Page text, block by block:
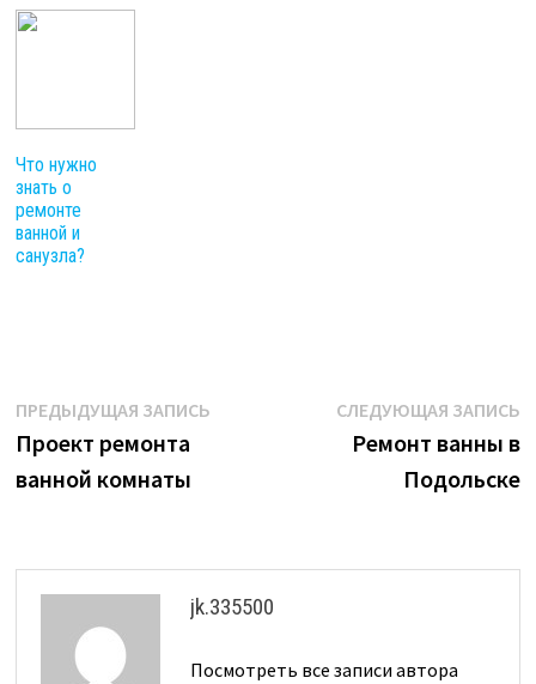
Что нужно
знать о
ремонте
ванной и
санузла?
Навигация
по
ПРЕДЫДУЩАЯ ЗАПИСЬПредыдущая
Проект ремонта
ванной комнаты
СЛЕДУЮЩАЯ ЗАПИСЬ
Ремонт ванны в
Подольске
jk.335500
Посмотреть все записи автора